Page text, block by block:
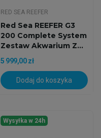
RED SEA REEFER
Red Sea REEFER G3
200 Complete System
Zestaw Akwarium Z...
5 999,00 zł
Dodaj do koszyka
Wysyłka w 24h